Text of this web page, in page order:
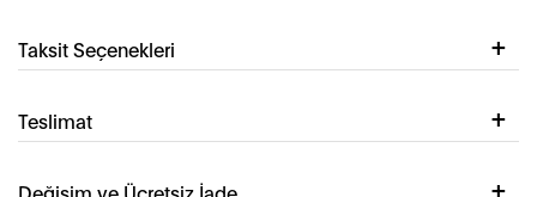
Taksit Seçenekleri
Teslimat
Değişim ve Ücretsiz İade